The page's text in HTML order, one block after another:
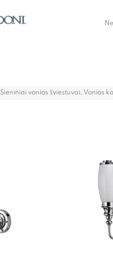
Sieniniai vonios šviestuvai, Vonios